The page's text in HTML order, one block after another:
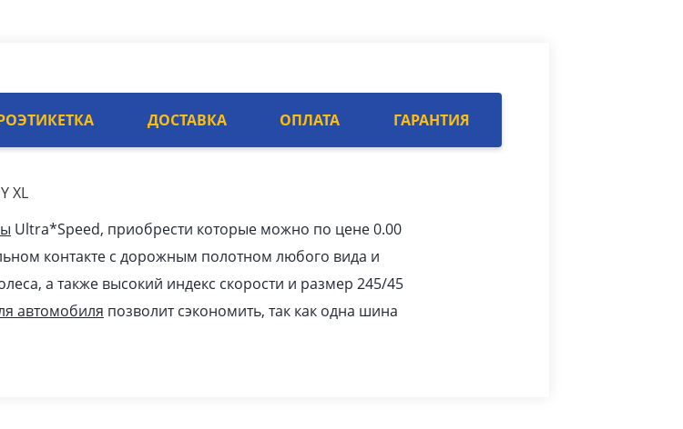
ДОСТАВКА ОПЛАТА ГАРАНТИЯ
XL
Ultra*Speed, приобрести которые можно по цене 0.00
контакте с дорожным полотном любого вида и
а также высокий индекс скорости и размер 245/45
автомобиля позволит сэкономить, так как одна шина